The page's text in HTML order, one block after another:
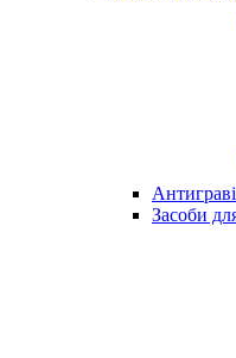
Засоби